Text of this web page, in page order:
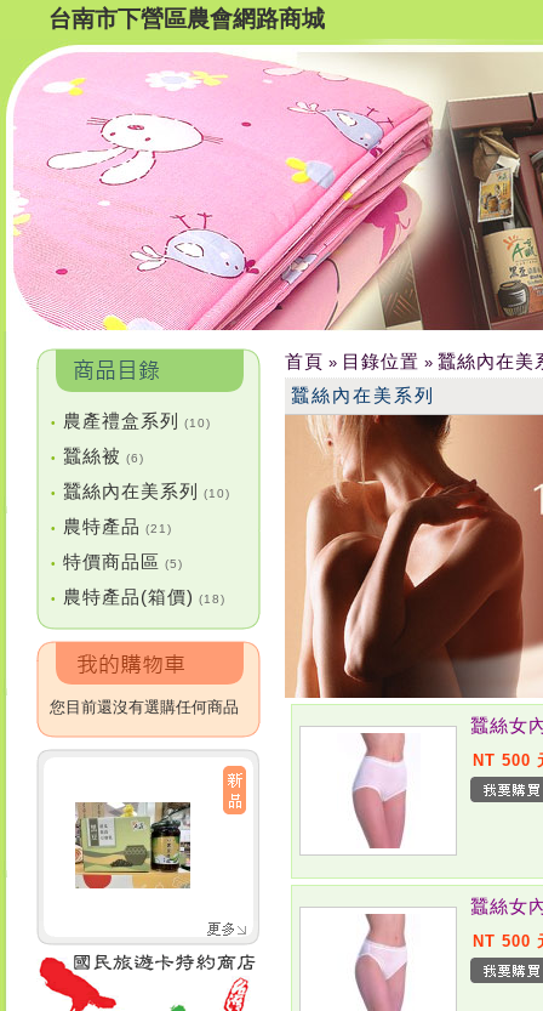
台南市下營區農會網路商城
• 農產禮盒系列 (10)
• 蠶絲被 (6)
• 蠶絲內在美系列 (10)
• 農特產品 (21)
• 特價商品區 (5)
• 農特產品(箱價) (18)
您目前還沒有選購任何商品
首頁 » 目錄位置 » 蠶絲內在美
蠶絲內在美系列
蠶絲女
NT 500
蠶絲女
NT 500